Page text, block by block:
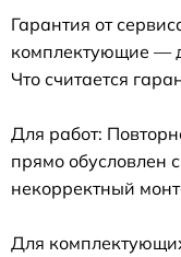
Гарантия от
комплектующие —
Что считается
Для работ:
прямо обусловлен
некорректный
Для